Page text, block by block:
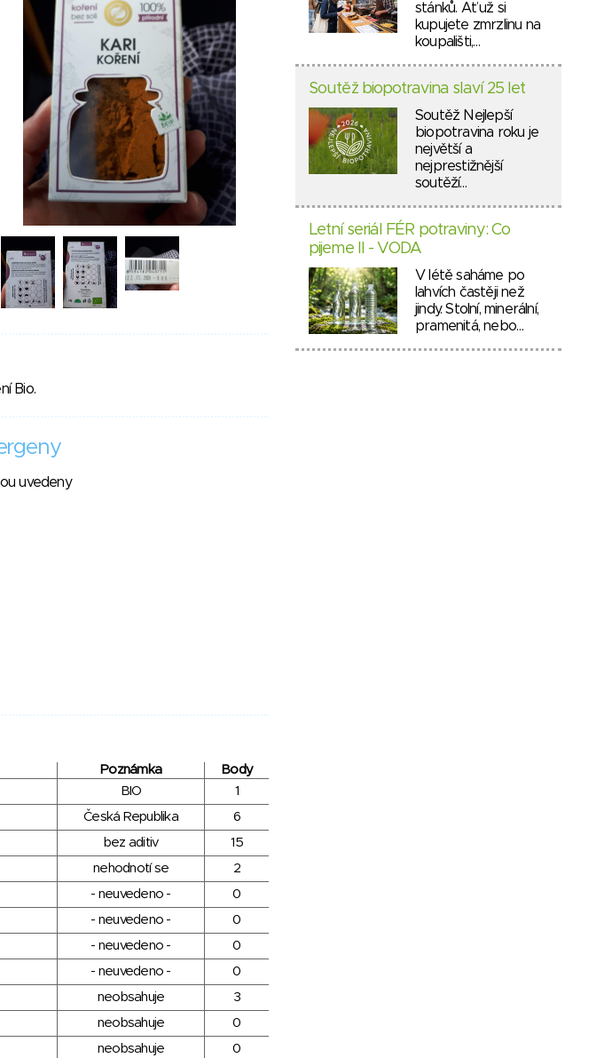
Bio.
uvedeny
Poznámka
Body
BIO
1
Česká Republika
6
bez aditiv
15
nehodnotí se
2
- neuvedeno -
0
- neuvedeno -
0
- neuvedeno -
0
- neuvedeno -
0
neobsahuje
3
neobsahuje
0
neobsahuje 0
stánků. Ať už si
kupujete zmrzlinu na
koupališti,…
Soutěž biopotravina slaví 25 let
Soutěž Nejlepší
biopotravina roku je
největší a
nejprestižnější
soutěží…
Letní seriál FÉR potraviny: Co
pijeme II - VODA
V létě saháme po
lahvích častěji než
jindy. Stolní, minerální,
pramenitá, nebo…